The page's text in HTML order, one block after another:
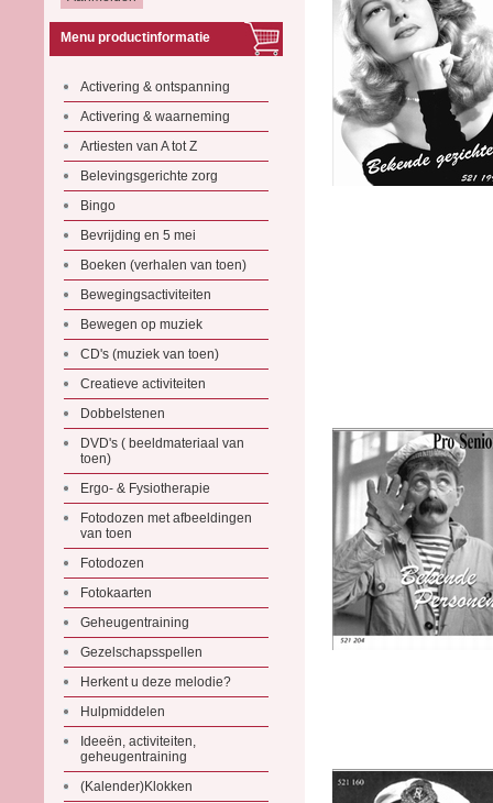
Menu productinformatie
Activering & ontspanning
Activering & waarneming
Artiesten van A tot Z
Belevingsgerichte zorg
Bingo
Bevrijding en 5 mei
Boeken (verhalen van toen)
Bewegingsactiviteiten
Bewegen op muziek
CD's (muziek van toen)
Creatieve activiteiten
Dobbelstenen
DVD's ( beeldmateriaal van
toen)
Ergo- & Fysiotherapie
Fotodozen met afbeeldingen
van toen
Fotodozen
Fotokaarten
Geheugentraining
Gezelschapsspellen
Herkent u deze melodie?
Hulpmiddelen
Ideeën, activiteiten,
geheugentraining
(Kalender)Klokken